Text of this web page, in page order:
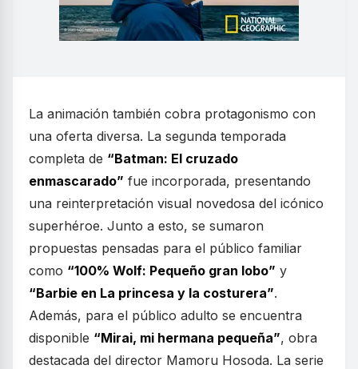
La animación también cobra protagonismo con
una oferta diversa. La segunda temporada
completa de “Batman: El cruzado
enmascarado” fue incorporada, presentando
una reinterpretación visual novedosa del icónico
superhéroe. Junto a esto, se sumaron
propuestas pensadas para el público familiar
como “100% Wolf: Pequeño gran lobo” y
“Barbie en La princesa y la costurera”.
Además, para el público adulto se encuentra
disponible “Mirai, mi hermana pequeña”, obra
destacada del director Mamoru Hosoda. La serie